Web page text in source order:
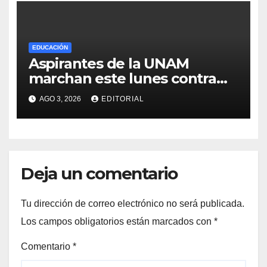
EDUCACIÓN
Aspirantes de la UNAM
marchan este lunes contra
nuevo examen: ¿Dónde y a
qué hora será la
manifestación?
AGO 3, 2026 EDITORIAL
Deja un comentario
Tu dirección de correo electrónico no será publicada.
Los campos obligatorios están marcados con *
Comentario *